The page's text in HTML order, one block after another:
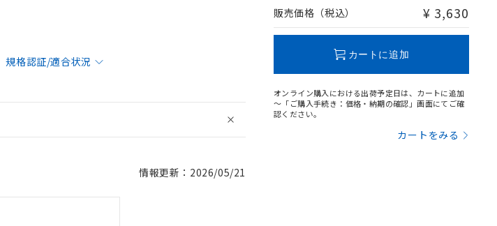
規格認証/適合状況
情報更新：2026/05/21
販売価格（税込） ¥ 3,630
カートに追加
オンライン購入における出荷予定日は、カートに追加
～「ご購入手続き：価格・納期の確認」画面にてご確
認ください。
カートをみる